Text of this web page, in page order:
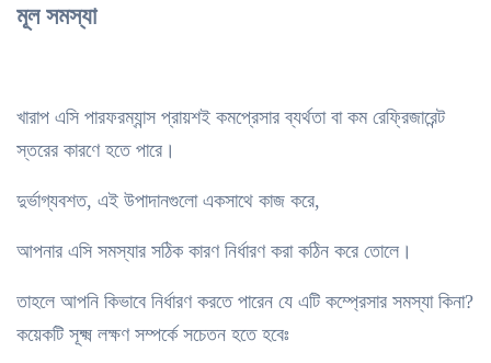
মূল সমস্যা
খারাপ এসি পারফরম্যান্স প্রায়শই কমপ্রেসার ব্যর্থতা বা কম রেফ্রিজারেন্ট
স্তরের কারণে হতে পারে।
দুর্ভাগ্যবশত, এই উপাদানগুলো একসাথে কাজ করে,
আপনার এসি সমস্যার সঠিক কারণ নির্ধারণ করা কঠিন করে তোলে।
তাহলে আপনি কিভাবে নির্ধারণ করতে পারেন যে এটি কম্প্রেসার সমস্যা কিনা?
কয়েকটি সূক্ষ্ম লক্ষণ সম্পর্কে সচেতন হতে হবেঃ